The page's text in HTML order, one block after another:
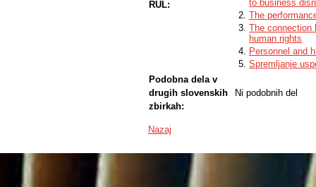
RUL:
to business
The
The connection
human rights
Personnel and
Spremljanje
Podobna dela v
drugih slovenskih
zbirkah:
Ni podobnih del
Nazaj